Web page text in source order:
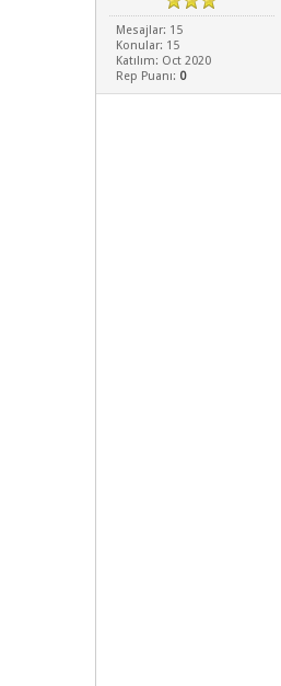
Mesajlar: 15
Konular: 15
Katılım: Oct 2020
Rep Puanı: 0